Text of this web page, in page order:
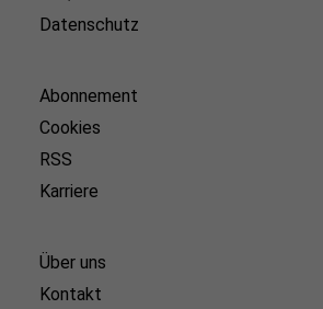
Datenschutz
Abonnement
Cookies
RSS
Karriere
Über uns
Kontakt